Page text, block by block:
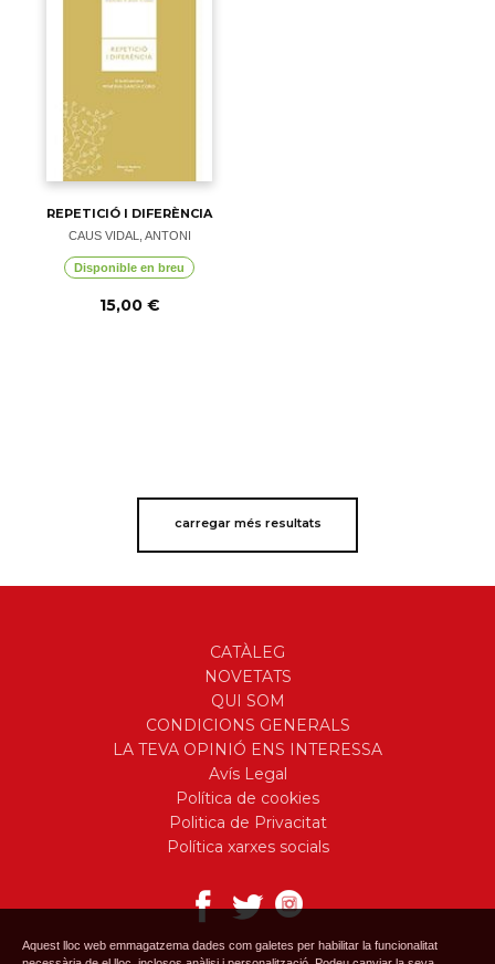
REPETICIÓ I DIFERÈNCIA
CAUS VIDAL, ANTONI
Disponible en breu
15,00 €
carregar més resultats
CATÀLEG
NOVETATS
QUI SOM
CONDICIONS GENERALS
LA TEVA OPINIÓ ENS INTERESSA
Avís Legal
Política de cookies
Politica de Privacitat
Política xarxes socials
Aquest lloc web emmagatzema dades com galetes per habilitar la funcionalitat